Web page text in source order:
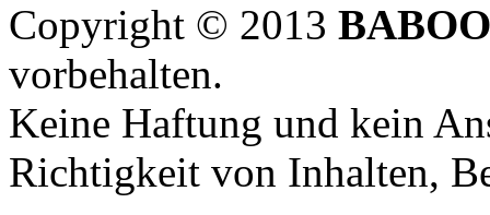
Copyright © 2013
vorbehalten.
Keine Haftung und kein
Richtigkeit von Inhalten,